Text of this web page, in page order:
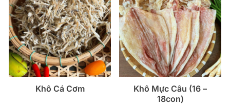
Khô Cá Cơm
Khô Mực Câu (16 –
18con)